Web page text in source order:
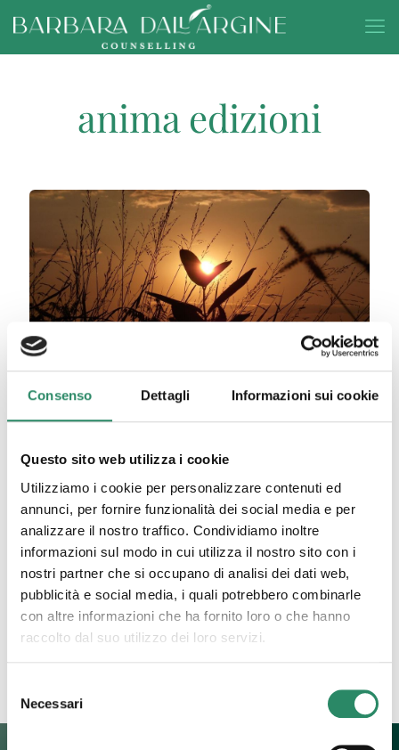
Consenso Dettagli Informazioni sui cookie
Questo sito web utilizza i cookie
Utilizziamo i cookie per personalizzare contenuti ed
annunci, per fornire funzionalità dei social media e per
analizzare il nostro traffico. Condividiamo inoltre
informazioni sul modo in cui utilizza il nostro sito con i
nostri partner che si occupano di analisi dei dati web,
pubblicità e social media, i quali potrebbero combinarle
con altre informazioni che ha fornito loro o che hanno
raccolto dal suo utilizzo dei loro servizi.
del
consenso
Necessari
anima edizioni
17 Ottobre 2023
Non tutti i mali vengono
per nuocere
Non tutti i mali vengono per nuocere afferma uno
dei più comuni proverbi italiani e credo fermamente
nella veridicità di queste semplici parole nella
misura in[…]